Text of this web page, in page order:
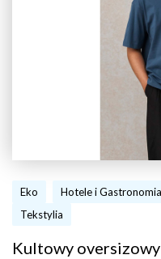
Eko Hotele i Gastronomia
Tekstylia
Kultowy